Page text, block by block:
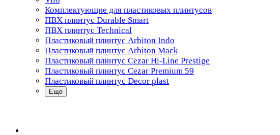
Комплектующие для пластиковых плинтусов
ПВХ плинтус Durable Smart
ПВХ плинтус Technical
Пластиковый плинтус Arbiton Indo
Пластиковый плинтус Arbiton Mack
Пластиковый плинтус Cezar Hi-Line Prestige
Пластиковый плинтус Cezar Premium 59
Пластиковый плинтус Decor plast
Еще